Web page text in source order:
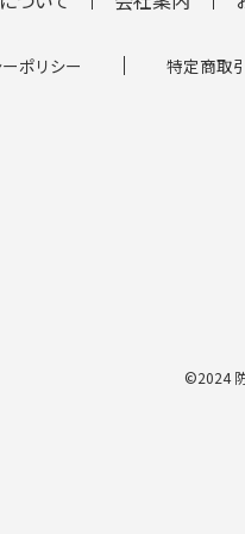
ポリシー 特定商取
©2024